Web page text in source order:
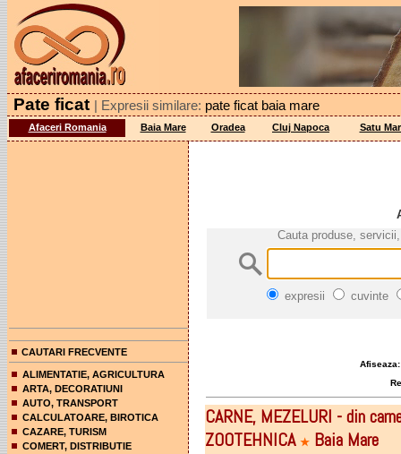
Pate ficat | Expresii similare: pate ficat baia mare
Afaceri Romania Baia Mare Oradea Cluj Napoca Satu
CAUTARI FRECVENTE
ALIMENTATIE, AGRICULTURA
ARTA, DECORATIUNI
AUTO, TRANSPORT
CALCULATOARE, BIROTICA
CAZARE, TURISM
COMERT, DISTRIBUTIE
Cauta produse,
expresii cuvinte
CARNE, MEZELURI - din
ZOOTEHNICA ★ Baia Mare